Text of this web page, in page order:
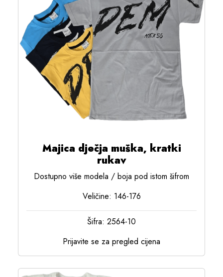
Majica dječja muška, kratki
rukav
Dostupno više modela / boja pod istom šifrom
Veličine: 146-176
Šifra: 2564-10
Prijavite se za pregled cijena